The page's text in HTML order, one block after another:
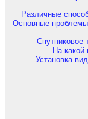
Различные
Основные проблемы
На какой
Установка